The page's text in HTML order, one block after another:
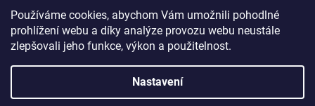
Používáme cookies, abychom Vám umožnili pohodlné
prohlížení webu a díky analýze provozu webu neustále
zlepšovali jeho funkce, výkon a použitelnost.
Nastavení
Nakupujte na Zuty bezpečně a bez obav. Díky
prohlížečem a serverem se přenášejí v